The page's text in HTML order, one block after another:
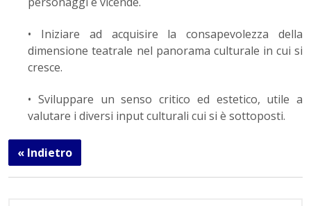
• Iniziare ad acquisire la consapevolezza della
dimensione teatrale nel panorama culturale in cui si
cresce.
• Sviluppare un senso critico ed estetico, utile a
valutare i diversi input culturali cui si è sottoposti.
« Indietro